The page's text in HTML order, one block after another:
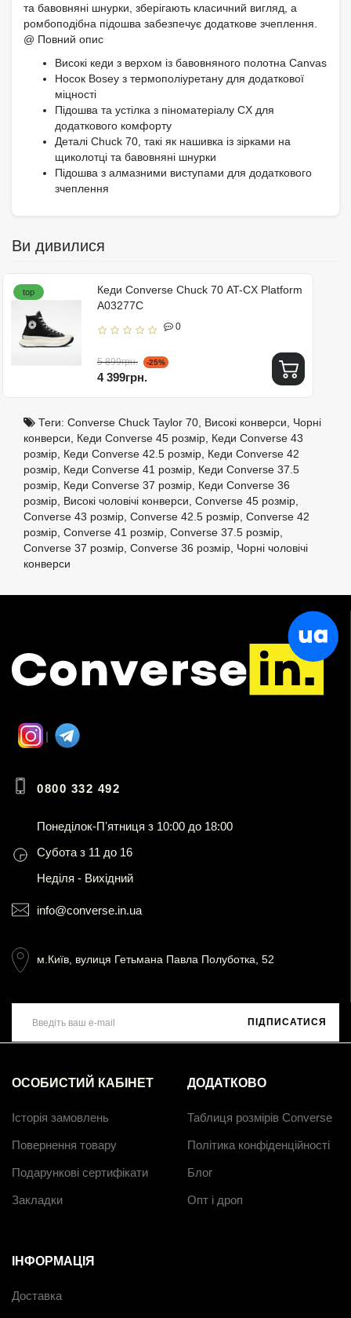
та бавовняні шнурки, зберігають класичний вигляд, а
ромбоподібна підошва забезпечує додаткове зчеплення.
@ Повний опис
Високі кеди з верхом із бавовняного полотна Canvas
Носок Bosey з термополіуретану для додаткової
міцності
Підошва та устілка з піноматеріалу CX для
додаткового комфорту
Деталі Chuck 70, такі як нашивка із зірками на
щиколотці та бавовняні шнурки
Підошва з алмазними виступами для додаткового
зчеплення
Ви дивилися
top
Кеди Converse Chuck 70 AT-CX Platform
A03277C
0
5 899грн. -25%
4 399грн.
Теги: Converse Chuck Taylor 70, Високі конверси, Чорні
конверси, Кеди Converse 45 розмір, Кеди Converse 43
розмір, Кеди Converse 42.5 розмір, Кеди Converse 42
розмір, Кеди Converse 41 розмір, Кеди Converse 37.5
розмір, Кеди Converse 37 розмір, Кеди Converse 36
розмір, Високі чоловічі конверси, Converse 45 розмір,
Converse 43 розмір, Converse 42.5 розмір, Converse 42
розмір, Converse 41 розмір, Converse 37.5 розмір,
Converse 37 розмір, Converse 36 розмір, Чорні чоловічі
конверси
0800 332 492
Понеділок-Пʼятниця з 10:00 до 18:00
Субота з 11 до 16
Неділя - Вихідний
info@converse.in.ua
м.Київ, вулиця Гетьмана Павла Полуботка, 52
ПІДПИСАТИСЯ
ОСОБИСТИЙ КАБІНЕТ
Історія замовлень
Повернення товару
Подарункові сертифікати
Закладки
ДОДАТКОВО
Таблиця розмірів Converse
Політика конфіденційності
Блог
Опт і дроп
ІНФОРМАЦІЯ
Доставка